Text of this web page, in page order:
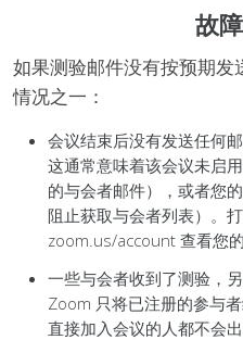
故
如果测验邮件没有按预期
情况之一：
会议结束后没有发送任何邮
这通常意味着该会议未启
的与会者邮件），或者您
阻止获取与会者列表）。
zoom.us/account 查看您
一些与会者收到了测验，另
Zoom 只将已注册的参与
直接加入会议的人都不会